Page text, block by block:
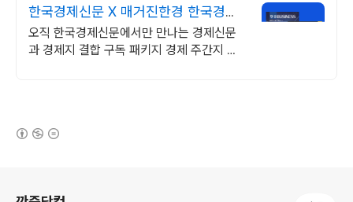
한국경제신문 X 매거진한경 한국경제
본사 공식 구독처
오직 한국경제신문에서만 만나는 경제신문
과 경제지 결합 구독 패키지 경제 주간지 한